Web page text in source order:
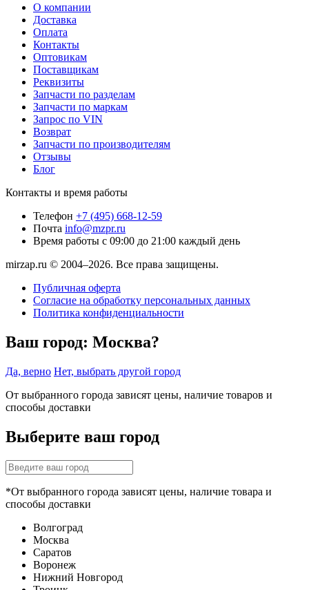
О компании
Доставка
Оплата
Контакты
Оптовикам
Поставщикам
Реквизиты
Запчасти по разделам
Запчасти по маркам
Запрос по VIN
Возврат
Запчасти по производителям
Отзывы
Блог
Контакты и время работы
Телефон +7 (495) 668-12-59
Почта info@mzpr.ru
Время работы с 09:00 до 21:00 каждый день
mirzap.ru © 2004–2026. Все права защищены.
Публичная оферта
Согласие на обработку персональных данных
Политика конфиденциальности
Ваш город: Москва?
Да, верно Нет, выбрать другой город
От выбранного города зависят цены, наличие товаров и
способы доставки
Выберите ваш город
*От выбранного города зависят цены, наличие товара и
способы доставки
Волгоград
Москва
Саратов
Воронеж
Нижний Новгород